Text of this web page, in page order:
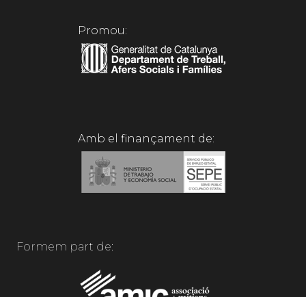
Promou:
Amb el finançament de:
Formem part de: